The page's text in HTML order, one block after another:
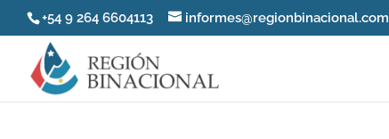
+54 9 264 6604113 informes@regionbinacional.com